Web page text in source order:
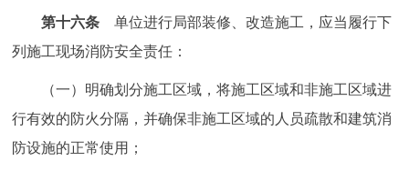
第十六条 单位进行局部装修、改造施工，应当履行下
列施工现场消防安全责任：
（一）明确划分施工区域，将施工区域和非施工区域进
行有效的防火分隔，并确保非施工区域的人员疏散和建筑消
防设施的正常使用；